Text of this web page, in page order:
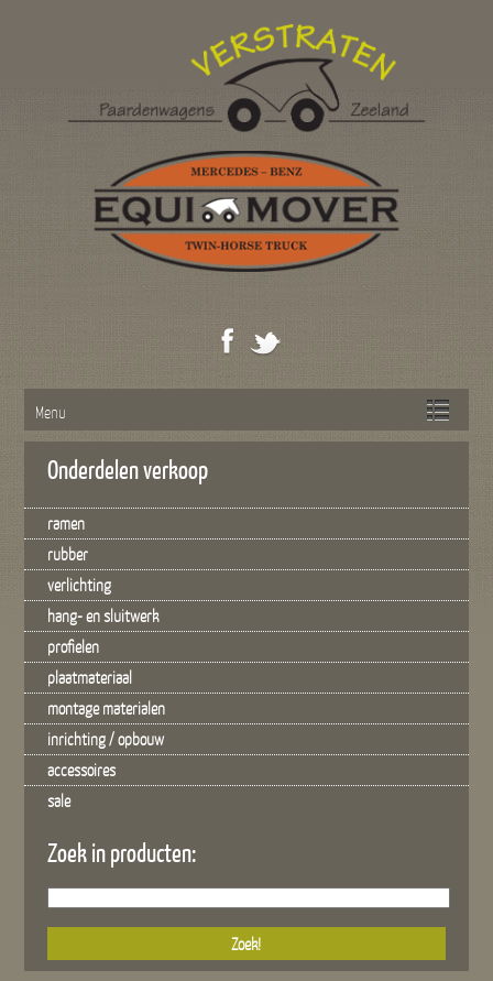
Menu
Onderdelen verkoop
ramen
rubber
verlichting
hang- en sluitwerk
profielen
plaatmateriaal
montage materialen
inrichting / opbouw
accessoires
sale
Zoek in producten: